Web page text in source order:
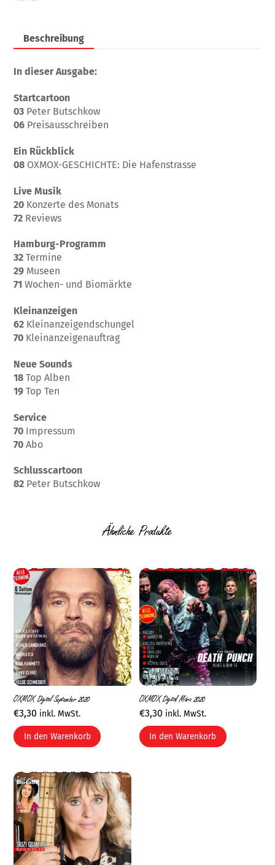
Beschreibung
In dieser Ausgabe:
Startcartoon
03 Peter Butschkow
06 Preisausschreiben
Ein Rückblick
08 OXMOX-GESCHICHTE: Die Hafenstrasse
Live Musik
20 Konzerte des Monats
72 Reviews
Hamburg-Programm
32 Termine
29 Museen
71 Wochen- und Biomärkte
Kleinanzeigen
62 Kleinanzeigendschungel
70 Kleinanzeigenauftrag
Neue Sounds
18 Top Alben
19 Top Ten
Service
70 Impressum
70 Abo
Schlusscartoon
82 Peter Butschkow
Ähnliche Produkte
OXMOX Digital September 2020
€3,30 inkl. MwSt.
In den Warenkorb
OXMOX Digital März 2020
€3,30 inkl. MwSt.
In den Warenkorb